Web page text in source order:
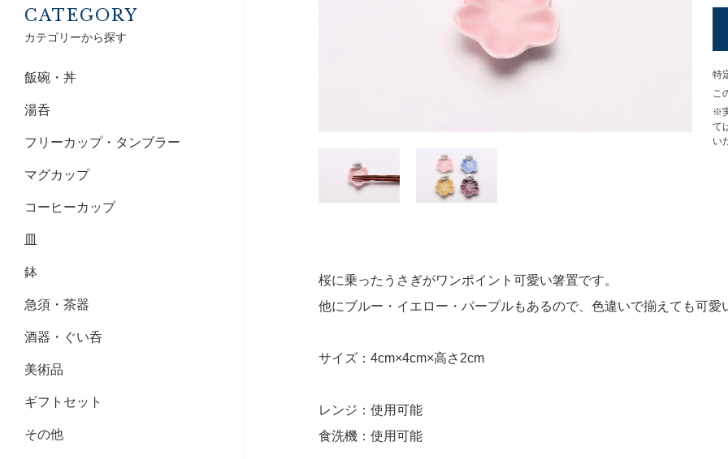
特
こ
※
て
い
桜に乗ったうさぎがワンポイント可愛い箸置です。
他にブルー・イエロー・パープルもあるので、色違いで揃えても可愛
サイズ：4cm×4cm×高さ2cm
レンジ：使用可能
食洗機：使用可能
CATEGORY
カテゴリーから探す
飯碗・丼
湯呑
フリーカップ・タンブラー
マグカップ
コーヒーカップ
皿
鉢
急須・茶器
酒器・ぐい呑
美術品
ギフトセット
その他